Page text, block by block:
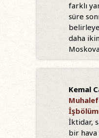
farklı
süre
daha
Kemal
İktidar,
bir hava